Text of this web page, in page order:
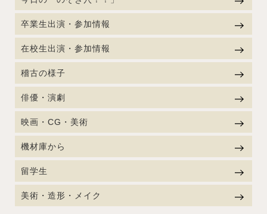
卒業生出演・参加情報
在校生出演・参加情報
稽古の様子
俳優・演劇
映画・CG・美術
機材庫から
留学生
美術・造形・メイク